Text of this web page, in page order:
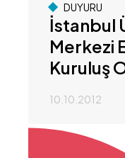
DUYURU
İstanbul
Merkezi
Kuruluş
10.10.2012